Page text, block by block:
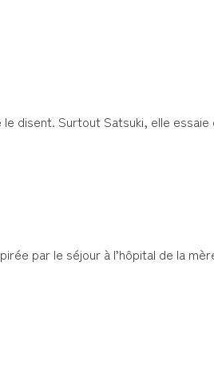
disent. Surtout Satsuki, elle essaie
par le séjour à l’hôpital de la